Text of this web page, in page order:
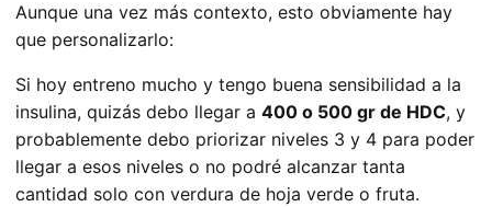
Aunque una vez más contexto, esto obviamente hay
que personalizarlo:
Si hoy entreno mucho y tengo buena sensibilidad a la
insulina, quizás debo llegar a 400 o 500 gr de HDC, y
probablemente debo priorizar niveles 3 y 4 para poder
llegar a esos niveles o no podré alcanzar tanta
cantidad solo con verdura de hoja verde o fruta.